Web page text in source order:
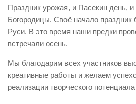
Праздник урожая, и Пасекин день,
Богородицы. Своё начало праздник
Руси. В это время наши предки
встречали осень.
Мы благодарим всех участников
креативные работы и желаем
реализации творческого потенциала